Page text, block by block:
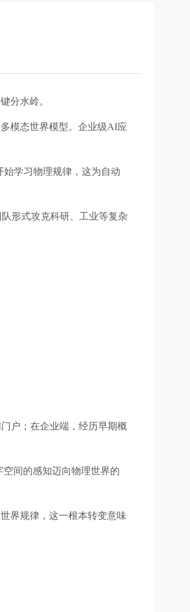
分水岭。
模态世界模型。企业级AI应
始学习物理规律，这为自动
形式攻克科研、工业等复杂
户；在企业端，经历早期概
间的感知迈向物理世界的
界规律，这一根本转变意味